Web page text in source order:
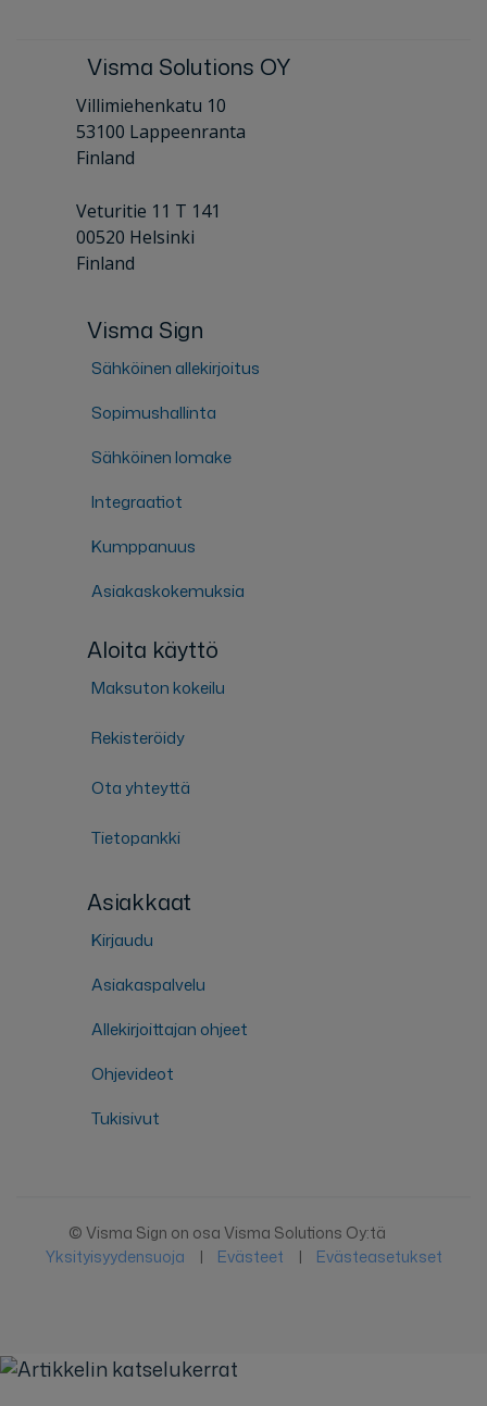
Visma Solutions OY
Villimiehenkatu 10
53100 Lappeenranta
Finland
Veturitie 11 T 141
00520 Helsinki
Finland
Visma Sign
Sähköinen allekirjoitus
Sopimushallinta
Sähköinen lomake
Integraatiot
Kumppanuus
Asiakaskokemuksia
Aloita käyttö
Maksuton kokeilu
Rekisteröidy
Ota yhteyttä
Tietopankki
Asiakkaat
Kirjaudu
Asiakaspalvelu
Allekirjoittajan ohjeet
Ohjevideot
Tukisivut
© Visma Sign on osa Visma Solutions Oy:tä
Yksityisyydensuoja
| Evästeet | Evästeasetukset